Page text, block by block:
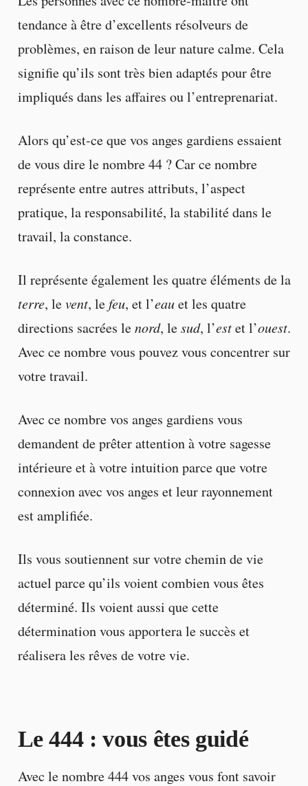
tendance à être d’excellents résolveurs de
problèmes, en raison de leur nature calme. Cela
signifie qu’ils sont très bien adaptés pour être
impliqués dans les affaires ou l’entreprenariat.
Alors qu’est-ce que vos anges gardiens essaient
de vous dire le nombre 44 ? Car ce nombre
représente entre autres attributs, l’aspect
pratique, la responsabilité, la stabilité dans le
travail, la constance.
Il représente également les quatre éléments de la
terre, levent, lefeu, et l’eauet les quatre
directions sacrées lenord, lesud, l’estet l’ouest.
Avec ce nombre vous pouvez vous concentrer sur
votre travail.
Avec ce nombre vos anges gardiens vous
demandent de prêter attention à votre sagesse
intérieure et à votre intuition parce que votre
connexion avec vos anges et leur rayonnement
est amplifiée.
Ils vous soutiennent sur votre chemin de vie
actuel parce qu’ils voient combien vous êtes
déterminé. Ils voient aussi que cette
détermination vous apportera le succès et
réalisera les rêves de votre vie.
Le 444 : vous êtes guidé
Avec le nombre 444 vos anges vous font savoir